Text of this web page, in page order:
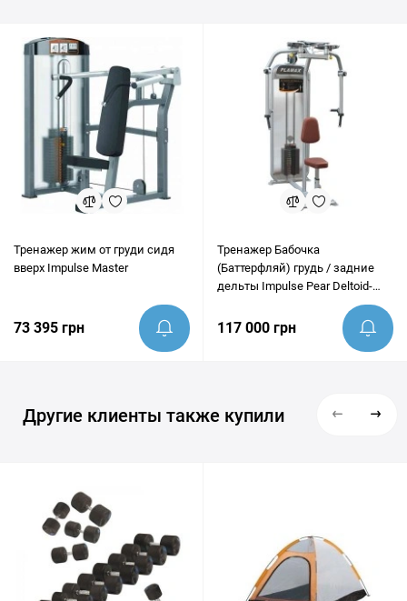
готовы предоставить грамотную консультацию и помочь
убедиться, что этот товар идеально подходит под ваши цели.
Тренажер жим от груди сидя
вверх Impulse Master
73 395 грн
Тренажер Бабочка
(Баттерфляй) грудь / задние
дельты Impulse Pear Deltoid-
117 000 грн
Другие клиенты также купили